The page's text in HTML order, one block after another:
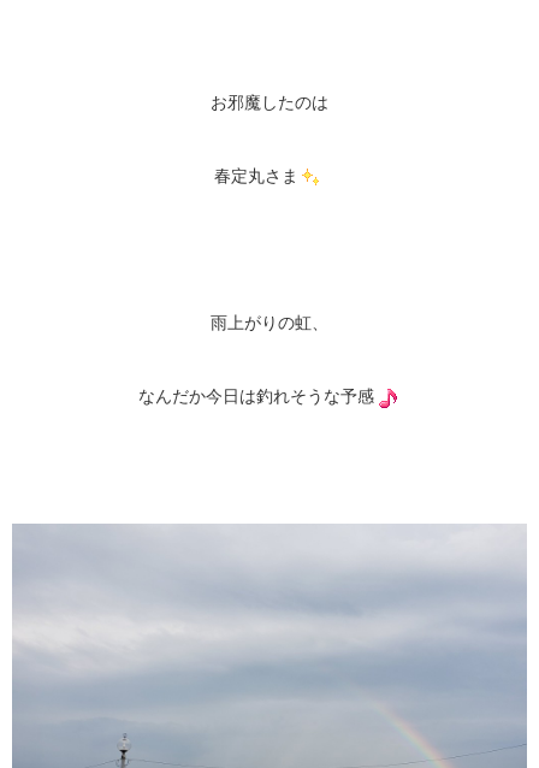
お邪魔したのは
春定丸さま
雨上がりの虹、
なんだか今日は釣れそうな予感